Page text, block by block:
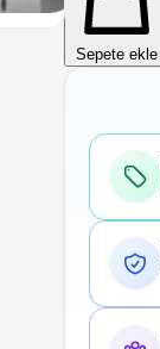
Sepete ekle